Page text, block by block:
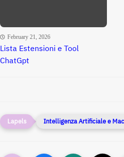
February 21, 2026
Lista Estensioni e Tool
ChatGpt
Intelligenza Artificiale e